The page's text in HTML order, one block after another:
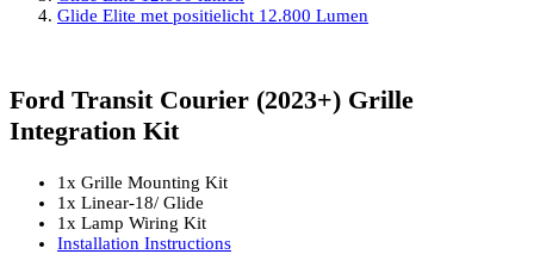
Glide Elite met positielicht 12.800 Lumen
Ford Transit Courier (2023+) Grille
Integration Kit
1x Grille Mounting Kit
1x Linear-18/ Glide
1x Lamp Wiring Kit
Installation Instructions